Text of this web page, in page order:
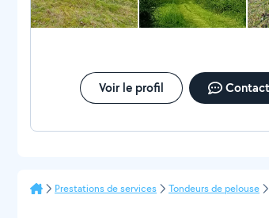
Voir le profil
Prestations de services Tondeurs de pelouse